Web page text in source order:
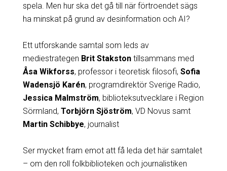
spela. Men hur ska det gå till när förtroendet sägs
ha minskat på grund av desinformation och AI?
Ett utforskande samtal som leds av
mediestrategen Brit Stakstontillsammans med
Åsa Wikforss, professor i teoretisk filosofi, Sofia
Wadensjö Karén, program­direktör Sverige Radio,
Jessica Malmström, biblioteksutvecklare i Region
Sörmland, Torbjörn Sjöström, VD Novus samt
Martin Schibbye, journalist
Ser mycket fram emot att få leda det här samtalet
– om den roll folkbiblioteken och journalistiken